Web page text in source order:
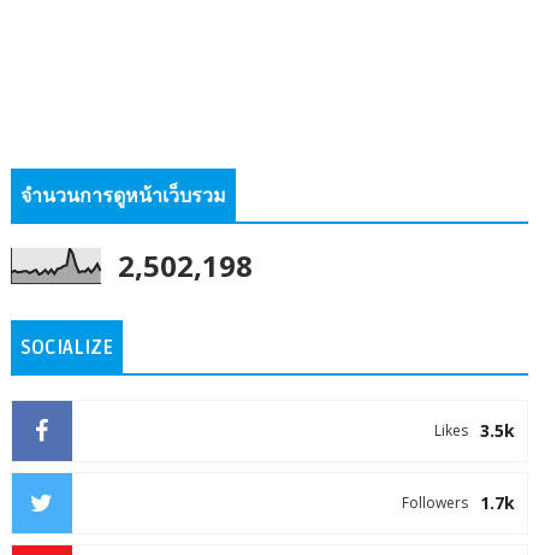
จำนวนการดูหน้าเว็บรวม
2,502,198
SOCIALIZE
3.5k
Likes
1.7k
Followers